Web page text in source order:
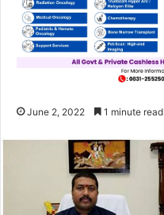
June 2, 2022 1 minute read